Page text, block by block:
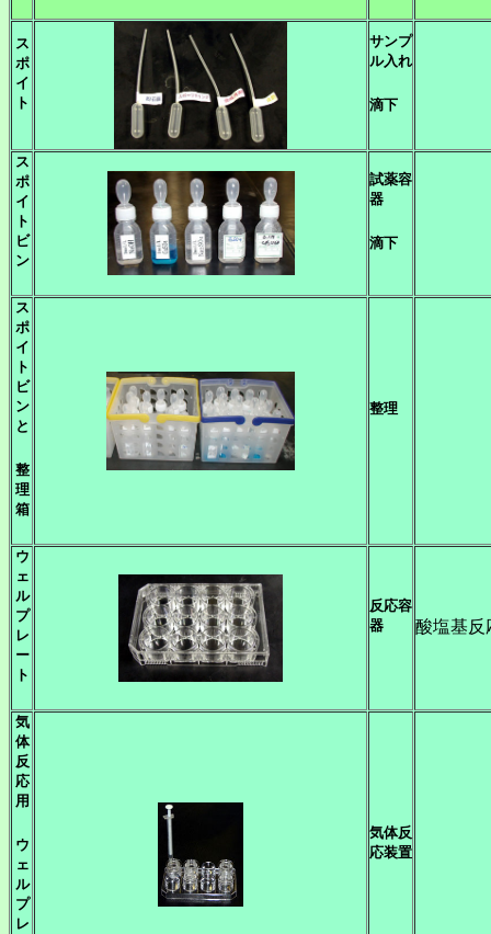
ス
ポ
イ
ト
サンプ
ル入れ
滴下
ス
ポ
イ
ト
ビ
ン
試薬容
器
滴下
ス
ポ
イ
ト
ビ
ン
と
整
理
箱
整理
ウ
ェ
ル
プ
レ
ー
ト
反応容
器
酸塩基反
気
体
反
応
用
ウ
ェ
ル
プ
レ
気体反
応装置